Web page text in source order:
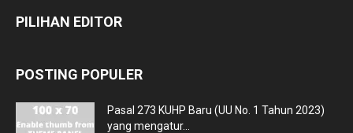
PILIHAN EDITOR
POSTING POPULER
Pasal 273 KUHP Baru (UU No. 1 Tahun 2023)
yang mengatur...